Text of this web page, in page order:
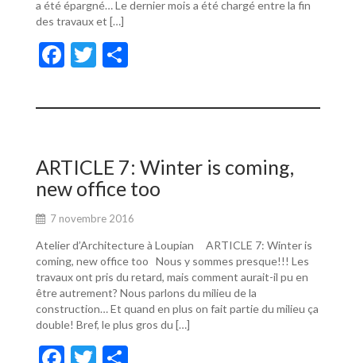
a été épargné… Le dernier mois a été chargé entre la fin
des travaux et […]
F
e
o
o
k
T
itt ta
er
ARTICLE 7: Winter is coming,
new office too
7 novembre 2016
Atelier d’Architecture à Loupian ARTICLE 7: Winter is
coming, new office too Nous y sommes presque!!! Les
travaux ont pris du retard, mais comment aurait-il pu en
être autrement? Nous parlons du milieu de la
construction… Et quand en plus on fait partie du milieu ça
double! Bref, le plus gros du […]